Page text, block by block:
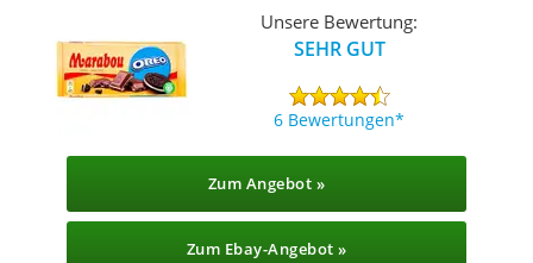
Unsere Bewertung:
SEHR GUT
6 Bewertungen
Zum Angebot »
Zum Ebay-Angebot »